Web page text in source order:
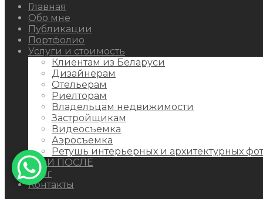
Главная
Обо мне
Публикации
Портфолио
Услуги и стоимость
Клиентам из Беларуси
Дизайнерам
Отельерам
Риелторам
Владельцам недвижимости
Застройщикам
Видеосъемка
Аэросъемка
Ретушь интерьерных и архитектурных
ДО И ПОСЛЕ
Блог
Контакты